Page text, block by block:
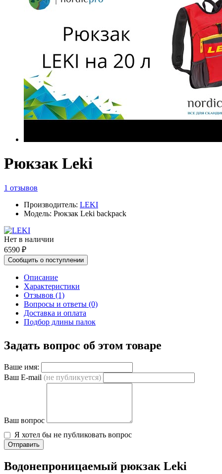
Рюкзак Leki
1 отзывов
Производитель: LEKI
Модель: Рюкзак Leki backpack
Нет в наличии
6590 ₽
Сообщить о поступлении
Описание
Характеристики
Отзывов (1)
Вопросы и ответы (0)
Доставка и оплата
Подбор длины палок
Задать вопрос об этом товаре
Ваше имя:
Ваш E-mail (не публикуется)
Ваш вопрос
Я хотел бы не публиковать вопрос
Отправить
Водонепроницаемый рюкзак Leki